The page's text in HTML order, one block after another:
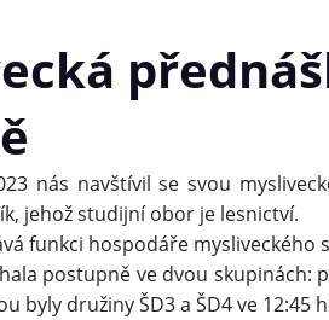
nás navštívil se svou
jehož studijní obor je lesnictví.
funkci hospodáře mysliveckého
postupně ve dvou skupinách:
byly družiny ŠD3 a ŠD4 ve 12:45